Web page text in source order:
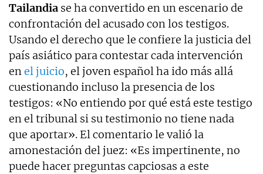
Tailandia se ha convertido en un escenario de
confrontación del acusado con los testigos.
Usando el derecho que le confiere la justicia del
país asiático para contestar cada intervención
enel juicio, el joven español ha ido más allá
cuestionando incluso la presencia de los
testigos: «No entiendo por qué está este testigo
en el tribunal si su testimonio no tiene nada
que aportar». El comentario le valió la
amonestación del juez: «Es impertinente, no
puede hacer preguntas capciosas a este